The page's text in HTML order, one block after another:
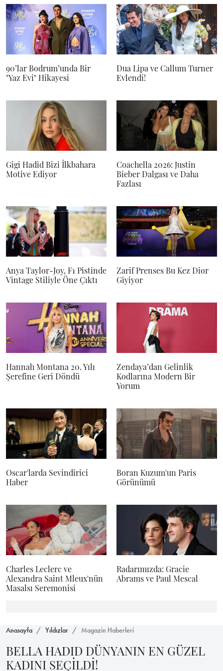
90’lar Bodrum’unda Bir
"Yaz Evi" Hikayesi
Dua Lipa ve Callum Turner
Evlendi!
Gigi Hadid Bizi İlkbahara
Motive Ediyor
Coachella 2026: Justin
Bieber Dalgası ve Daha
Fazlası
Anya Taylor-Joy, F1 Pistinde
Vintage Stiliyle Öne Çıktı
Zarif Prenses Bu Kez Dior
Giyiyor
Hannah Montana 20. Yılı
Şerefine Geri Döndü
Zendaya’dan Gelinlik
Kodlarına Modern Bir
Yorum
Oscar'larda Sevindirici
Haber
Boran Kuzum'un Paris
Görünümü
Charles Leclerc ve
Alexandra Saint Mleux'nün
Masalsı Seremonisi
Radarımızda: Gracie
Abrams ve Paul Mescal
Anasayfa Yıldızlar Magazin Haberleri
BELLA HADID DÜNYANIN EN GÜZEL
KADINI SEÇİLDİ!